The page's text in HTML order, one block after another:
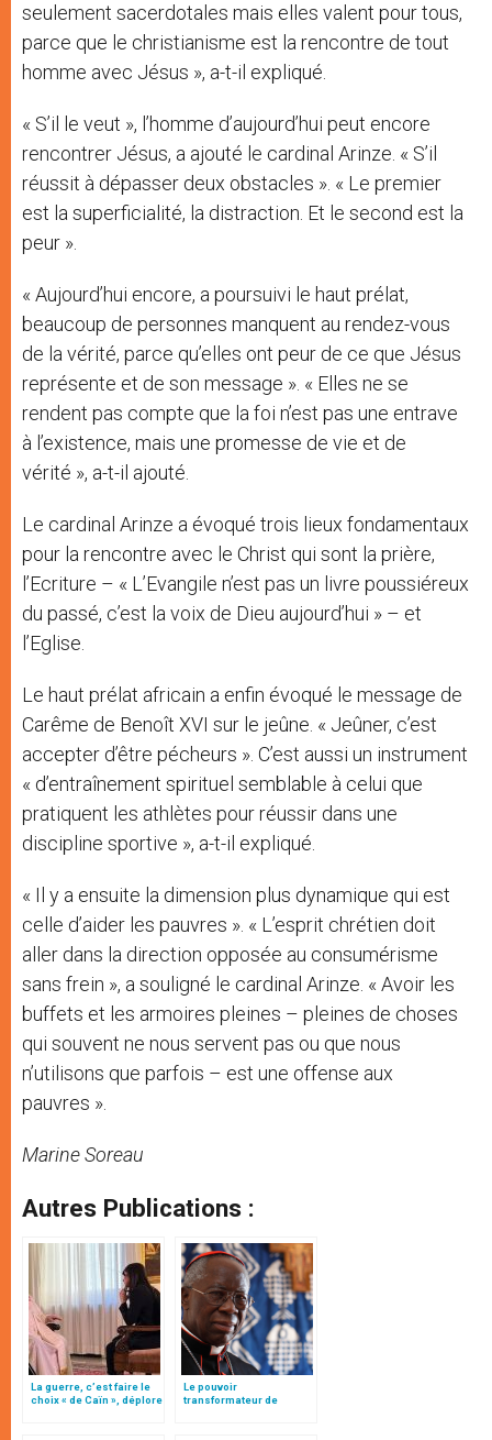
seulement sacerdotales mais elles valent pour tous,
parce que le christianisme est la rencontre de tout
homme avec Jésus », a-t-il expliqué.
« S’il le veut », l’homme d’aujourd’hui peut encore
rencontrer Jésus, a ajouté le cardinal Arinze. « S’il
réussit à dépasser deux obstacles ». « Le premier
est la superficialité, la distraction. Et le second est la
peur ».
« Aujourd’hui encore, a poursuivi le haut prélat,
beaucoup de personnes manquent au rendez-vous
de la vérité, parce qu’elles ont peur de ce que Jésus
représente et de son message ». « Elles ne se
rendent pas compte que la foi n’est pas une entrave
à l’existence, mais une promesse de vie et de
vérité », a-t-il ajouté.
Le cardinal Arinze a évoqué trois lieux fondamentaux
pour la rencontre avec le Christ qui sont la prière,
l’Ecriture – « L’Evangile n’est pas un livre poussiéreux
du passé, c’est la voix de Dieu aujourd’hui » – et
l’Eglise.
Le haut prélat africain a enfin évoqué le message de
Carême de Benoît XVI sur le jeûne. « Jeûner, c’est
accepter d’être pécheurs ». C’est aussi un instrument
« d’entraînement spirituel semblable à celui que
pratiquent les athlètes pour réussir dans une
discipline sportive », a-t-il expliqué.
« Il y a ensuite la dimension plus dynamique qui est
celle d’aider les pauvres ». « L’esprit chrétien doit
aller dans la direction opposée au consumérisme
sans frein », a souligné le cardinal Arinze. « Avoir les
buffets et les armoires pleines – pleines de choses
qui souvent ne nous servent pas ou que nous
n’utilisons que parfois – est une offense aux
pauvres ».
Marine Soreau
Autres Publications :
La guerre, c’est faire le
choix « de Caïn », déplore
Le pouvoir
transformateur de